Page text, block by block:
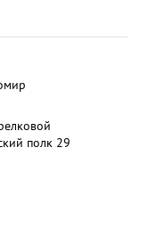
полк 29